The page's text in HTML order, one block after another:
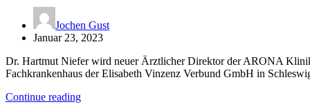
Jochen Gust
Januar 23, 2023
Dr. Hartmut Niefer wird neuer Ärztlicher Direktor der ARONA
Fachkrankenhaus der Elisabeth Vinzenz Verbund GmbH in
Continue reading